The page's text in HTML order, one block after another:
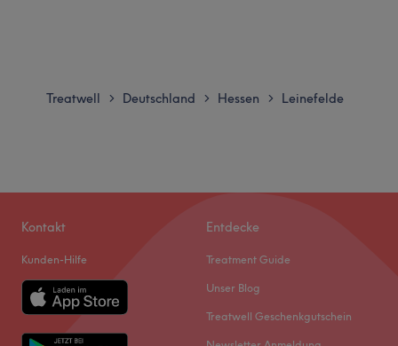
Treatwell > Deutschland > Hessen > Leinefelde
Kontakt
Kunden-Hilfe
Entdecke
Treatment Guide
Unser Blog
Treatwell Geschenkgutschein